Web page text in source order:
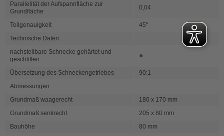
Parallelität der Aufspannfläche zur
Grundfläche
0,04
Teilgenauigkeit
45"
Technische Daten
nachstellbare Schnecke gehärtet und
geschliffen
●
Übersetzung des Schneckengetriebes
90:1
Abmessungen
Grundmaß waagerecht
180 x 170 mm
Grundmaß senkrecht
205 x 80 mm
Bauhöhe
80 mm